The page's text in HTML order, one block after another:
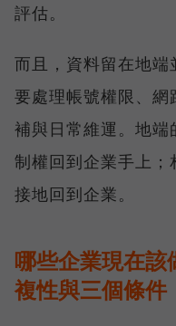
評估。
而且，資料留在地
要處理帳號權限、
補與日常維運。地
制權回到企業手上
接地回到企業。
哪些企業現在
複性與三個條件